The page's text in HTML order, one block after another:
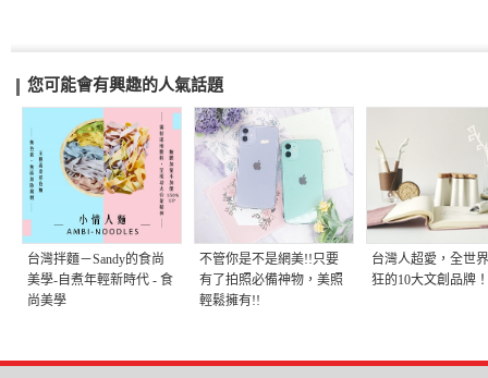
您可能會有興趣的人氣話題
台灣拌麵－Sandy的食尚
美學-自煮年輕新時代 - 食
尚美學
不管你是不是網美!!只要
有了拍照必備神物，美照
輕鬆擁有!!
台灣人超愛，全世
狂的10大文創品牌！